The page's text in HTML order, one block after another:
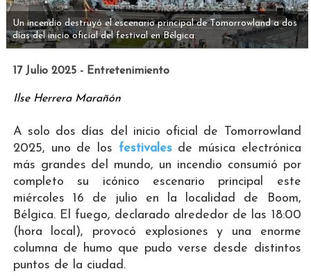
Un incendio destruyó el escenario principal de Tomorrowland a dos
días del inicio oficial del festival en Bélgica.
17 Julio 2025 - Entretenimiento
Ilse Herrera Marañón
A solo dos días del inicio oficial de Tomorrowland
2025, uno de los festivalesde música electrónica
más grandes del mundo, un incendio consumió por
completo su icónico escenario principal este
miércoles 16 de julio en la localidad de Boom,
Bélgica. El fuego, declarado alrededor de las 18:00
(hora local), provocó explosiones y una enorme
columna de humo que pudo verse desde distintos
puntos de la ciudad.